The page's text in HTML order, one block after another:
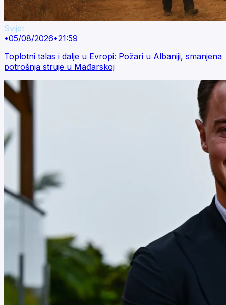
Svijet
•05/08/2026•21:59
Toplotni talas i dalje u Evropi: Požari u Albaniji, smanjena
potrošnja struje u Mađarskoj